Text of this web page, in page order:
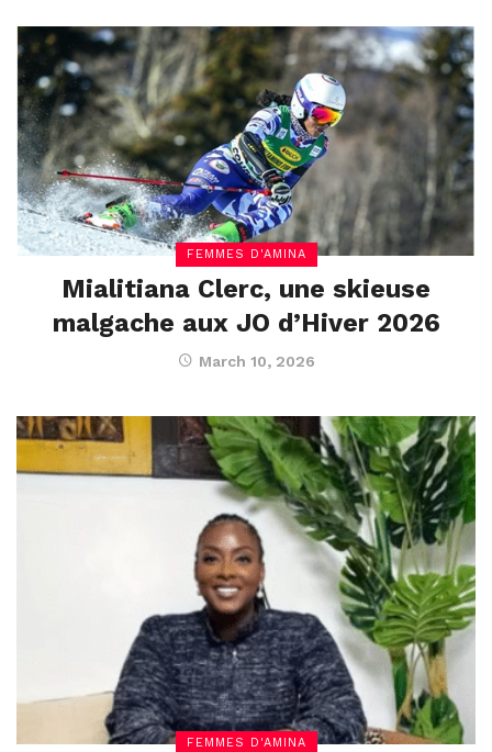
FEMMES D'AMINA
Mialitiana Clerc, une skieuse
malgache aux JO d’Hiver 2026
March 10, 2026
FEMMES D'AMINA